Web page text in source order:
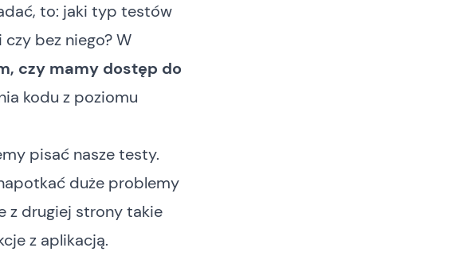
to: jaki typ testów
bez niego? W
czy mamy dostęp do
kodu z poziomu
pisać nasze testy.
duże problemy
z drugiej strony takie
z aplikacją.